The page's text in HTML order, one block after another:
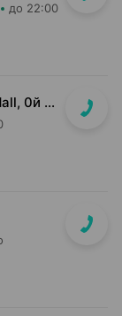
до 22:00
ул. Братская, д. 18, пом. 96 (ТРЦ Avia Mall, 0й этаж рядом с гипермаркетом Green)